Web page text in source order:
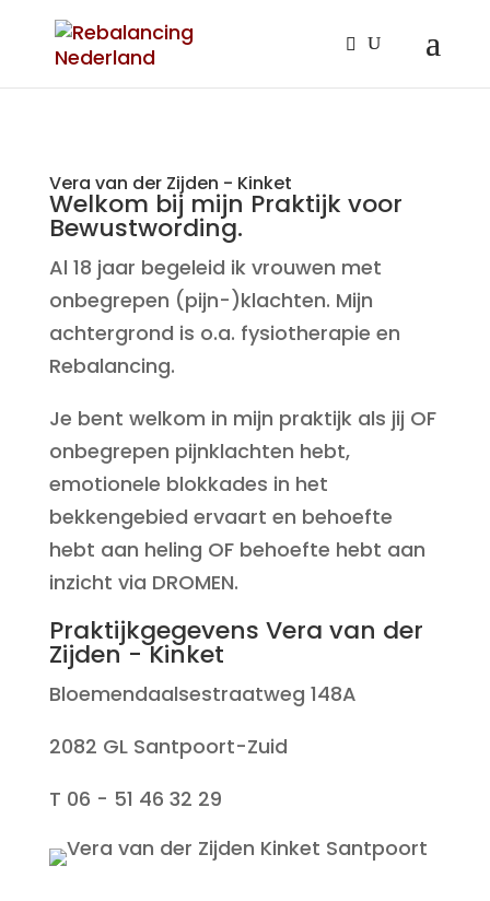
Vera van der Zijden - Kinket
Welkom bij mijn Praktijk voor
Bewustwording.
Al 18 jaar begeleid ik vrouwen met
onbegrepen (pijn-)klachten. Mijn
achtergrond is o.a. fysiotherapie en
Rebalancing.
Je bent welkom in mijn praktijk als jij OF
onbegrepen pijnklachten hebt,
emotionele blokkades in het
bekkengebied ervaart en behoefte
hebt aan heling OF behoefte hebt aan
inzicht via DROMEN.
Praktijkgegevens Vera van der
Zijden - Kinket
Bloemendaalsestraatweg 148A
2082 GL Santpoort-Zuid
T 06 - 51 46 32 29